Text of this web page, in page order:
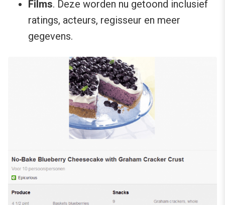
Films. Deze worden nu getoond inclusief
ratings, acteurs, regisseur en meer
gegevens.